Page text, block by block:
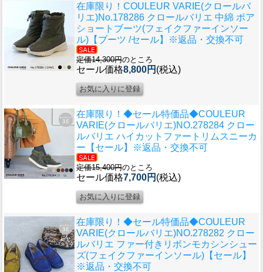
在庫限り！ COULEUR VARIE(クロールバ
リエ)No.178286 クロールバリエ 中綿 ボア
ショートブーツ(フェイクファーインソー
ル)【ブーツ /セール】※返品・交換不可
定価14,300円のところ
セール価格8,800円 (税込)
在庫限り！◆セール特価品◆COULEUR
VARIE(クロールバリエ)NO.278284 クロー
ルバリエ ハイカットファートリムスニーカ
ー【セール】※返品・交換不可
定価15,400円のところ
セール価格7,700円 (税込)
在庫限り！◆セール特価品◆COULEUR
VARIE(クロールバリエ)NO.278282 クロー
ルバリエ ファー付きリボンモカシンシュー
ズ(フェイクファーインソール)【セール】
※返品・交換不可